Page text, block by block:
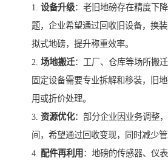
1. 设备升级：老旧地磅存在精度下
题，企业希望通过回收旧设备，换
拟式地磅，提升称重效率。
2. 场地搬迁：工厂、仓库等场所搬
固定设备需要专业拆解和移装，旧
用或折价处理。
3. 资源优化：部分企业因业务调整
间，希望通过回收变现，同时减少管
4. 配件再利用 ：地磅的传感器、仪